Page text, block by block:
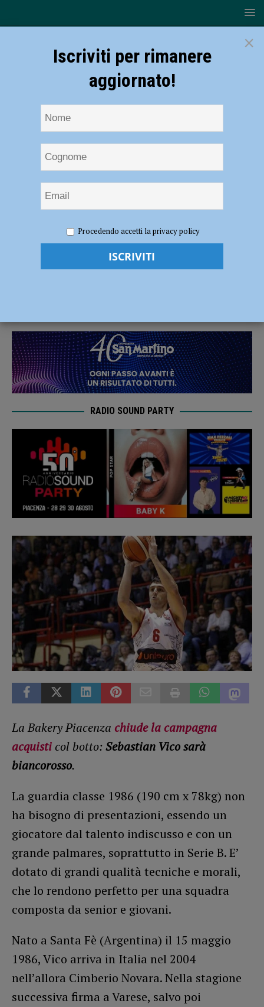
Piacenza, chiusura con il botto: “Mr Promozione” Sebastian Vico
Bakery Piacenza, chiusura con il botto:
RADIO SOUND PARTY
La Bakery Piacenza chiude la campagna
acquisti col botto:Sebastian Vico sarà
biancorosso.
La guardia classe 1986 (190 cm x 78kg) non
ha bisogno di presentazioni, essendo un
giocatore dal talento indiscusso e con un
grande palmares, soprattutto in Serie B. E’
dotato di grandi qualità tecniche e morali,
che lo rendono perfetto per una squadra
composta da senior e giovani.
Nato a Santa Fè (Argentina) il 15 maggio
1986, Vico arriva in Italia nel 2004
nell’allora Cimberio Novara. Nella stagione
successiva firma a Varese, salvo poi
×
Iscriviti per rimanere
aggiornato!
Procedendo accetti la privacy policy